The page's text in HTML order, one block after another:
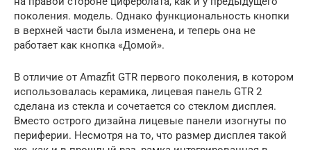
поколения. модель. Однако функциональность кнопки
в верхней части была изменена, и теперь она не
работает как кнопка «Домой».
В отличие от Amazfit GTR первого поколения, в котором
использовалась керамика, лицевая панель GTR 2
сделана из стекла и сочетается со стеклом дисплея.
Вместо острого дизайна лицевые панели изогнуты по
периферии. Несмотря на то, что размер дисплея такой